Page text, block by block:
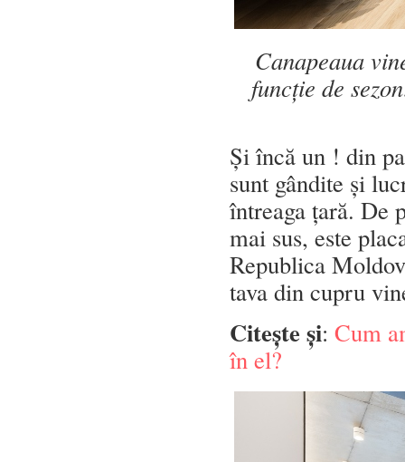
Canapeaua
funcție de
Și încă un ! din
sunt gândite și
întreaga țară. De
mai sus, este
Republica
tava din cupru
Citește și: Cum
în el?